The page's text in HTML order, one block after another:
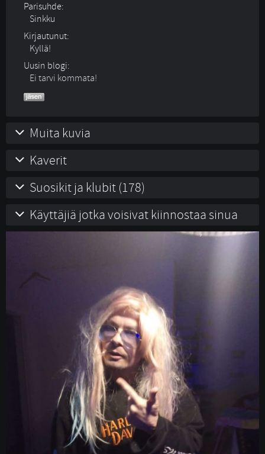
Parisuhde:
Sinkku
Kirjautunut:
Kyllä!
Uusin blogi:
Ei tarvi kommata!
Muita kuvia
Kaverit
Suosikit ja klubit (178)
Käyttäjiä jotka voisivat kiinnostaa sinua